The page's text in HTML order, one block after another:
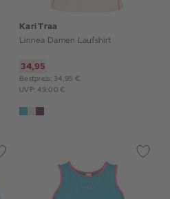
Kari Traa
Linnea Damen Laufshirt
34,95
Bestpreis: 34,95 €
UVP: 49,00 €